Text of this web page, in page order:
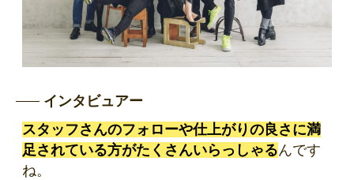
インタビュアー
スタッフさんのフォローや仕上がりの良さに満
足されている方がたくさんいらっしゃるんです
ね。